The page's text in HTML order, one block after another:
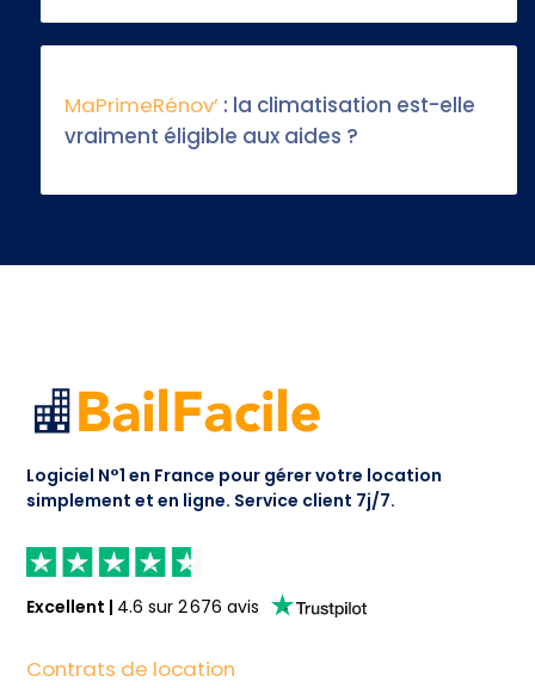
MaPrimeRénov’ : la climatisation est-elle
vraiment éligible aux aides ?
Logiciel N°1 en France pour gérer votre location
simplement et en ligne. Service client 7j/7.
Excellent | 4.6 sur2 676 avis
Contrats de location